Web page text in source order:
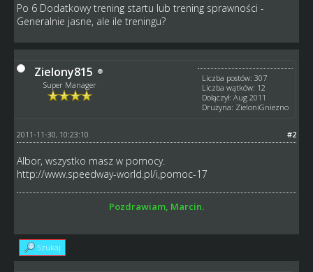
Po 6 Dodatkowy trening startu lub trening sprawności -
Generalnie jasne, ale ile treningu?
Zielony815
Super Manager
Liczba postów: 307
Liczba wątków: 12
Dołączył: Aug 2011
Drużyna: ZieloniGniezno
#2
2011-11-30, 10:23:10
Albor, wszystko masz w pomocy.
http://www.speedway-world.pl/i,pomoc-17
Pozdrawiam, Marcin.
Szukaj